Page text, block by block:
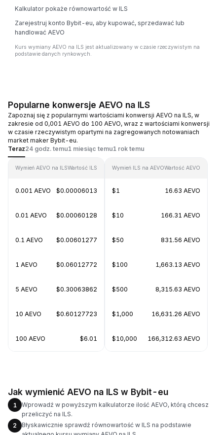
Kalkulator pokaże równowartość w ILS
Zarejestruj konto Bybit-eu, aby kupować, sprzedawać lub
handlować AEVO
Kurs wymiany AEVO na ILS jest aktualizowany w czasie rzeczywistym na
podstawie danych rynkowych.
Popularne konwersje AEVO na ILS
Zapoznaj się z popularnymi wartościami konwersji AEVO na ILS, w
zakresie od 0,001 AEVO do 100 AEVO, wraz z wartościami konwersji
w czasie rzeczywistym opartymi na zagregowanych notowaniach
market maker Bybit-eu.
Teraz24 godz. temu1 miesiąc temu1 rok temu
Wymień AEVO na ILSWartość ILS
0.001 AEVO $0.00006013
0.01 AEVO $0.00060128
0.1 AEVO $0.00601277
1 AEVO $0.06012772
5 AEVO $0.30063862
10 AEVO $0.60127723
100 AEVO $6.01
Wymień ILS na AEVOWartość AEVO
$1 16.63 AEVO
$10 166.31 AEVO
$50 831.56 AEVO
$100 1,663.13 AEVO
$500 8,315.63 AEVO
$1,000 16,631.26 AEVO
$10,000 166,312.63 AEVO
Jak wymienić AEVO na ILS w Bybit-eu
1
Wprowadź w powyższym kalkulatorze ilość AEVO, którą chcesz
przeliczyć na ILS.
2
Błyskawicznie sprawdź równowartość w ILS na podstawie